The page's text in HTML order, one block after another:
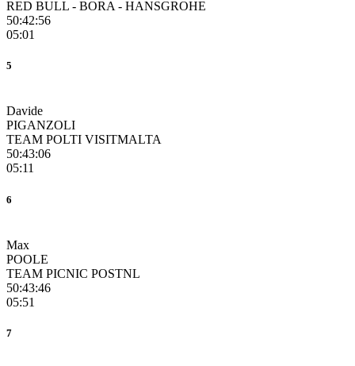
RED BULL - BORA - HANSGROHE
50:42:56
05:01
5
Davide
PIGANZOLI
TEAM POLTI VISITMALTA
50:43:06
05:11
6
Max
POOLE
TEAM PICNIC POSTNL
50:43:46
05:51
7